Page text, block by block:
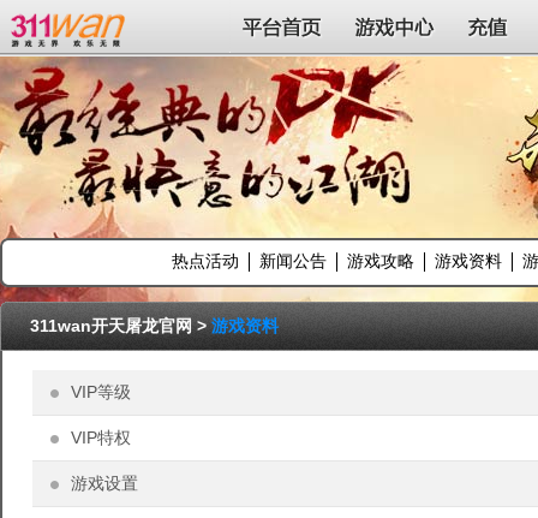
311wan平台 平台首页 游戏中心 充值
热点活动 新闻公告 游戏攻略 游戏资料
311wan开天屠龙官网>游戏资料
VIP等级
VIP特权
游戏设置